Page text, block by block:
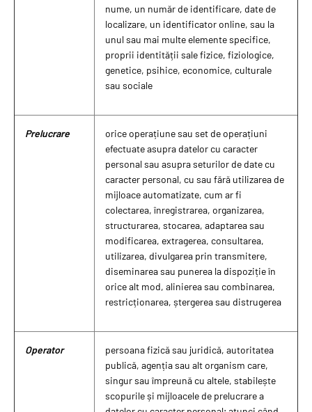
nume, un număr de identificare, date de
localizare, un identificator online, sau la
unul sau mai multe elemente specifice,
proprii identității sale fizice, fiziologice,
genetice, psihice, economice, culturale
sau sociale
Prelucrare
orice operațiune sau set de operațiuni
efectuate asupra datelor cu caracter
personal sau asupra seturilor de date cu
caracter personal, cu sau fără utilizarea de
mijloace automatizate, cum ar fi
colectarea, înregistrarea, organizarea,
structurarea, stocarea, adaptarea sau
modificarea, extragerea, consultarea,
utilizarea, divulgarea prin transmitere,
diseminarea sau punerea la dispoziție în
orice alt mod, alinierea sau combinarea,
restricționarea, ștergerea sau distrugerea
Operator
persoana fizică sau juridică, autoritatea
publică, agenția sau alt organism care,
singur sau împreună cu altele, stabilește
scopurile și mijloacele de prelucrare a